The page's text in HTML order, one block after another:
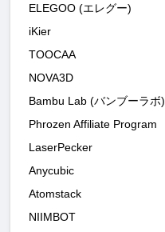
ELEGOO (エレグー)
iKier
TOOCAA
NOVA3D
Bambu Lab (バンブーラボ)
Phrozen Affiliate Program
LaserPecker
Anycubic
Atomstack
NIIMBOT